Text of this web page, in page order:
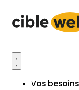
contenu
Vos besoins